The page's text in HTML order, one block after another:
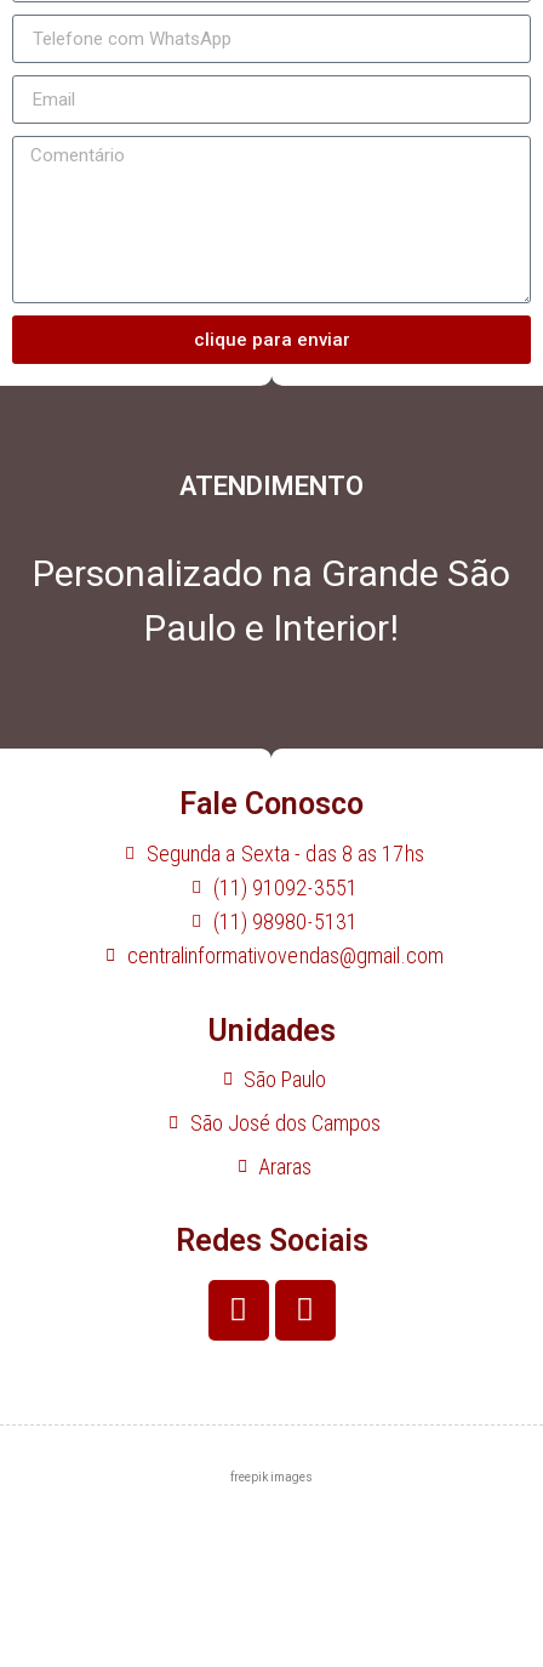
clique para enviar
ATENDIMENTO
Personalizado na Grande São
Paulo e Interior!
Fale Conosco
Segunda a Sexta - das 8 as 17hs
(11) 91092-3551
(11) 98980-5131
centralinformativovendas@gmail.com
Unidades
São Paulo
São José dos Campos
Araras
Redes Sociais
freepik images